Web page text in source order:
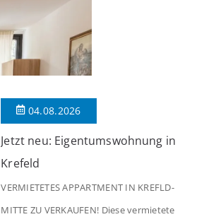
04.08.2026
Jetzt neu: Eigentumswohnung in
Krefeld
VERMIETETES APPARTMENT IN KREFLD-
MITTE ZU VERKAUFEN! Diese vermietete